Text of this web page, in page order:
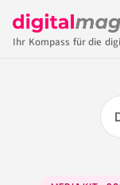
Ihr Kompass für die